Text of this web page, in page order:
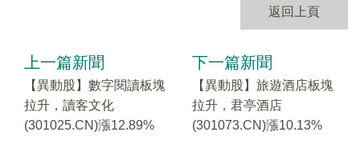
返回上頁
上一篇新聞
【異動股】數字閱讀板塊
拉升，讀客文化
(301025.CN)漲12.89%
下一篇新聞
【異動股】旅遊酒店板塊
拉升，君亭酒店
(301073.CN)漲10.13%